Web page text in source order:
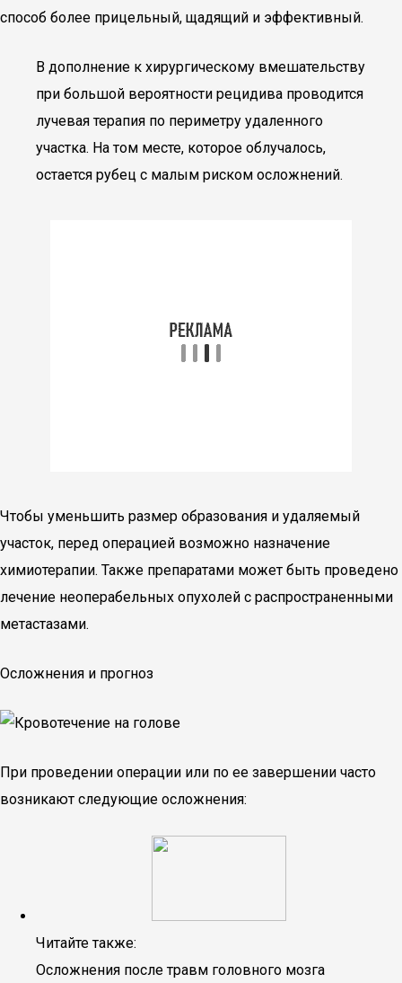
способ более прицельный, щадящий и эффективный.
В дополнение к хирургическому вмешательству
при большой вероятности рецидива проводится
лучевая терапия по периметру удаленного
участка. На том месте, которое облучалось,
остается рубец с малым риском осложнений.
Чтобы уменьшить размер образования и удаляемый
участок, перед операцией возможно назначение
химиотерапии. Также препаратами может быть проведено
лечение неоперабельных опухолей с распространенными
метастазами.
Осложнения и прогноз
При проведении операции или по ее завершении часто
возникают следующие осложнения:
Читайте также:
Осложнения после травм головного мозга